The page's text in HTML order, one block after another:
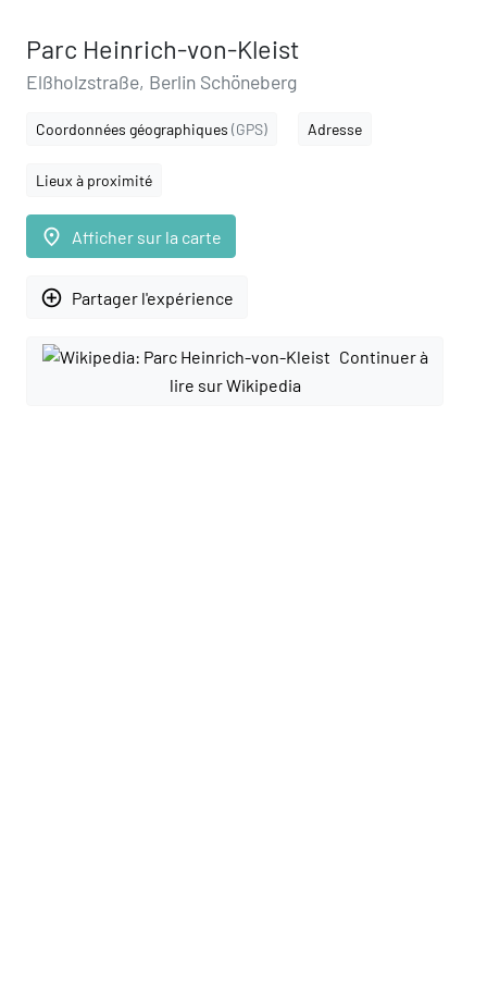
Parc Heinrich-von-Kleist
Elßholzstraße, Berlin Schöneberg
Coordonnées géographiques (GPS) Adresse
Lieux à proximité
place Afficher sur la carte
add_circle_outline Partager l'expérience
Continuer à
lire sur Wikipedia